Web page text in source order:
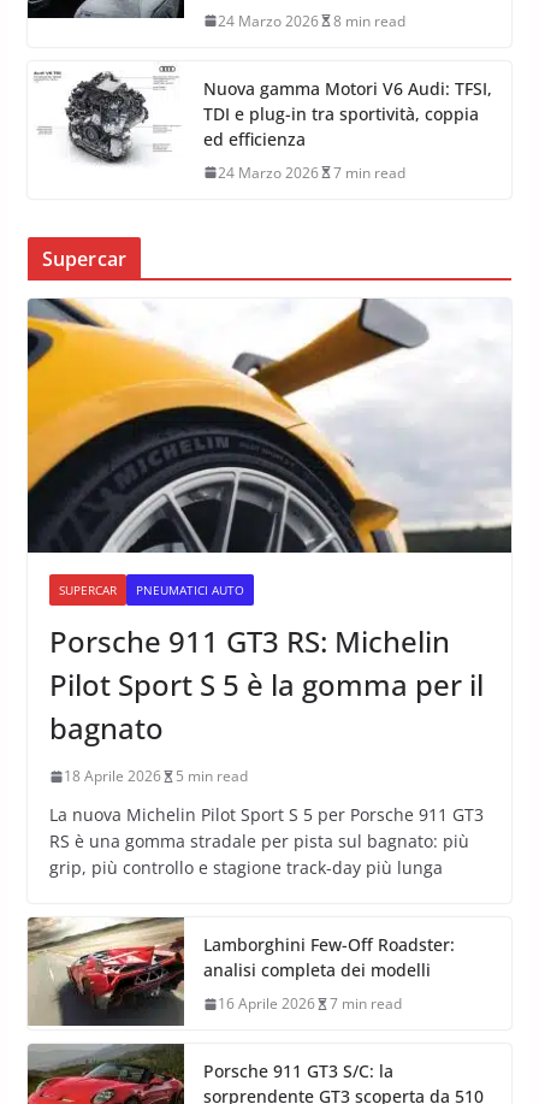
24 Marzo 2026 8 min read
Nuova gamma Motori V6 Audi: TFSI,
TDI e plug-in tra sportività, coppia
ed efficienza
24 Marzo 2026 7 min read
Supercar
SUPERCAR PNEUMATICI AUTO
Porsche 911 GT3 RS: Michelin
Pilot Sport S 5 è la gomma per il
bagnato
18 Aprile 2026 5 min read
La nuova Michelin Pilot Sport S 5 per Porsche 911 GT3
RS è una gomma stradale per pista sul bagnato: più
grip, più controllo e stagione track-day più lunga
Lamborghini Few-Off Roadster:
analisi completa dei modelli
16 Aprile 2026 7 min read
Porsche 911 GT3 S/C: la
sorprendente GT3 scoperta da 510